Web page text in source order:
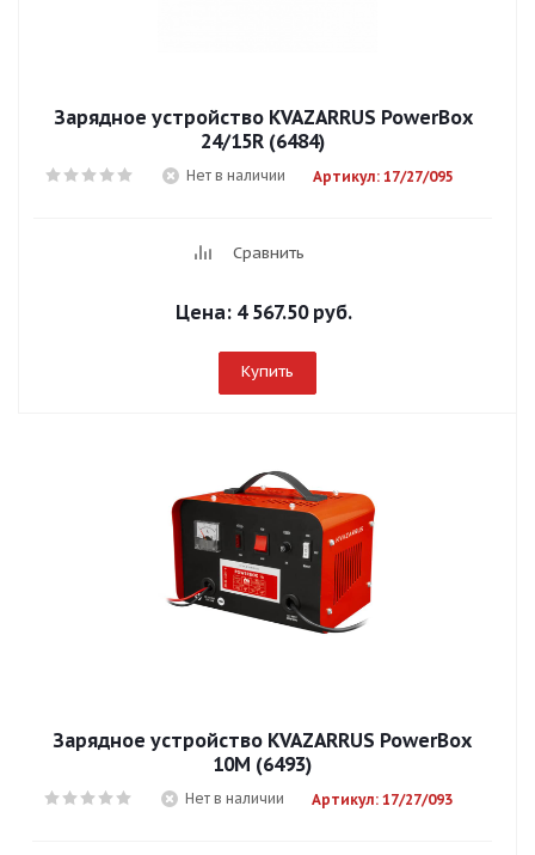
Зарядное устройство KVAZARRUS PowerBox
24/15R (6484)
Нет в наличии Артикул: 17/27/095
Сравнить
Цена: 4 567.50 руб.
Купить
Зарядное устройство KVAZARRUS PowerBox
10М (6493)
Нет в наличии Артикул: 17/27/093